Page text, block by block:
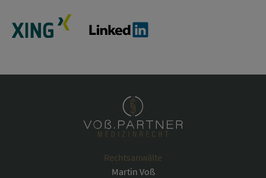
Rechtsanwälte
Martin Voß